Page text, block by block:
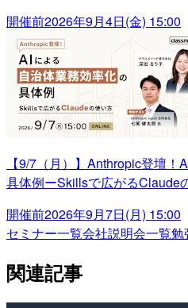
開催前2026年9月4日(金) 15:00
【9/7（月）】Anthropic登壇
具体例ーSkillsで広がるClaude
開催前2026年9月7日(月) 15:00
セミナー一覧会社説明会一覧勉
関連記事